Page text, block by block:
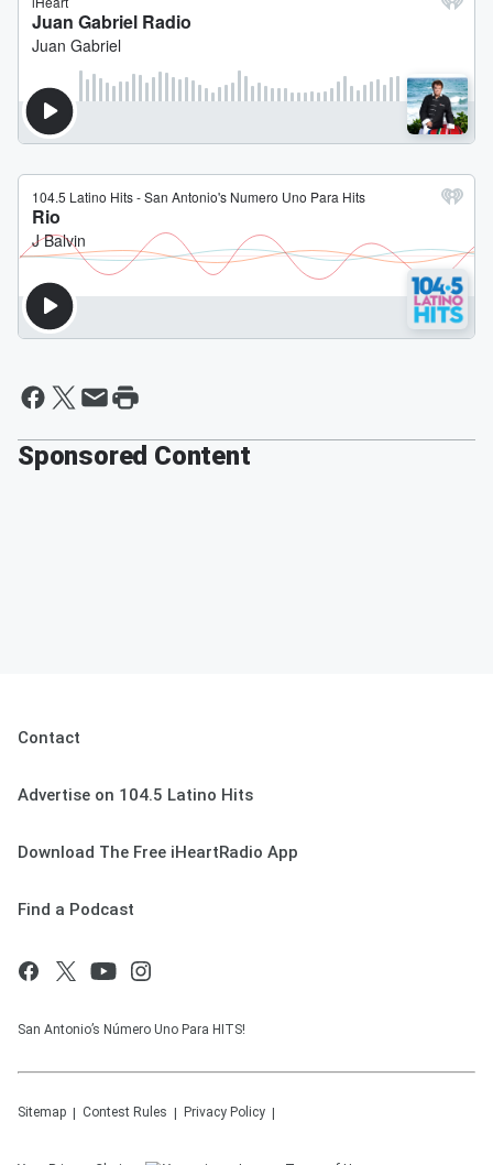
Sponsored Content
Contact
Advertise on 104.5 Latino Hits
Download The Free iHeartRadio App
Find a Podcast
San Antonio’s Número Uno Para HITS!
Sitemap Contest Rules Privacy Policy